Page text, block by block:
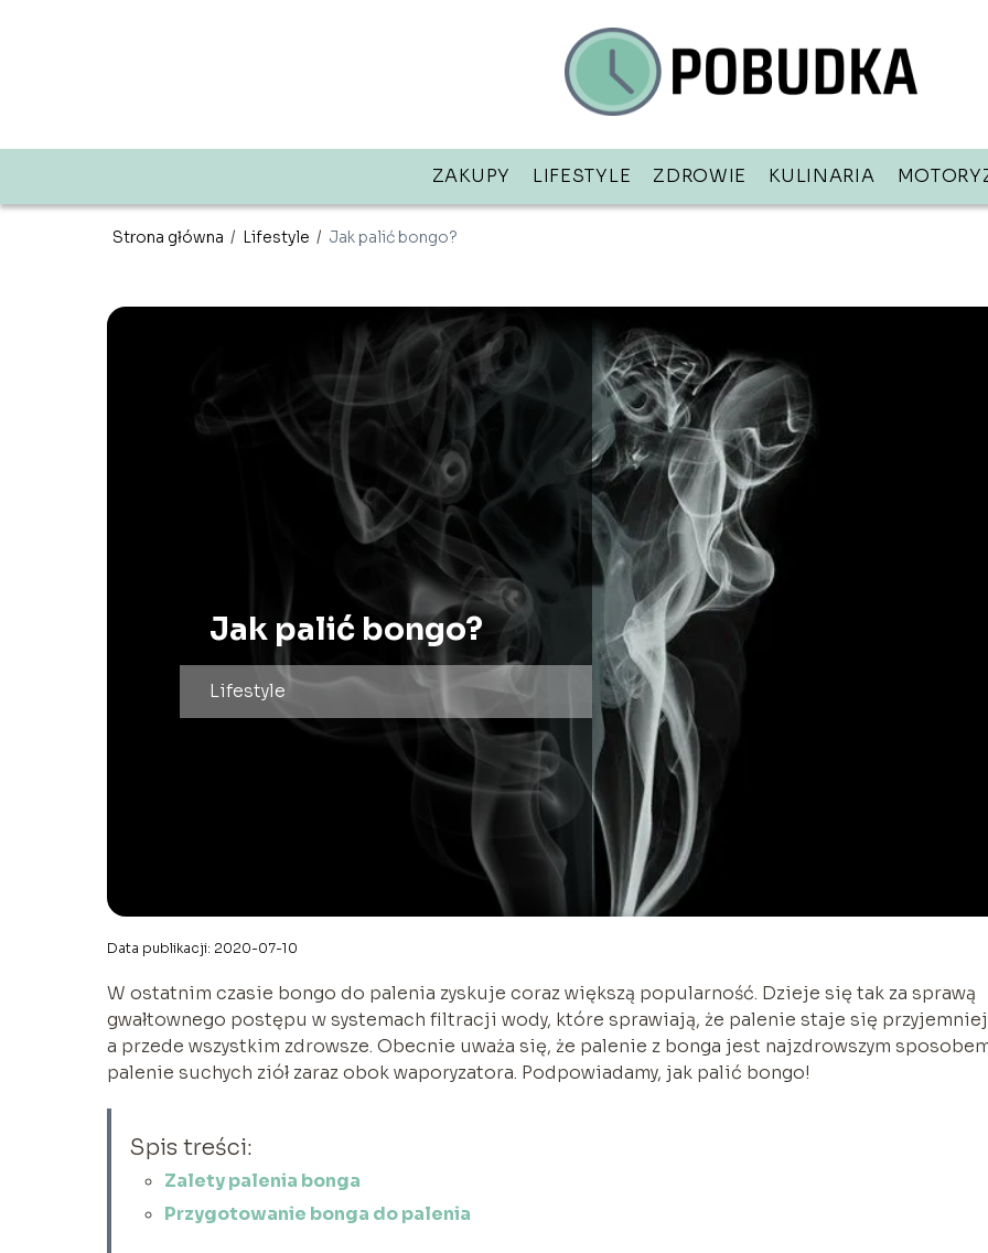
ZAKUPY LIFESTYLE ZDROWIE KULINARIA
Strona główna / Lifestyle / Jak palić bongo?
Jak palić bongo?
Lifestyle
Data publikacji: 2020-07-10
W ostatnim czasie bongo do palenia zyskuje coraz większą popularność. Dzieje się tak za sprawą
gwałtownego postępu w systemach filtracji wody, które sprawiają, że palenie staje się
a przede wszystkim zdrowsze. Obecnie uważa się, że palenie z bonga jest najzdrowszym
palenie suchych ziół zaraz obok waporyzatora. Podpowiadamy, jak palić bongo!
Spis treści:
Zalety palenia bonga
Przygotowanie bonga do palenia